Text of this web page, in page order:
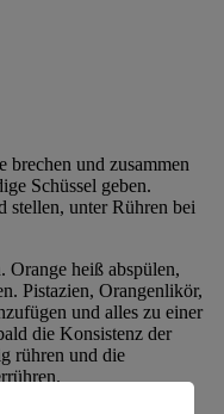
und zusammen
Schüssel geben.
stellen, unter Rühren bei
Orange heiß abspülen,
Pistazien, Orangenlikör,
und alles zu einer
die Konsistenz der
rühren und die